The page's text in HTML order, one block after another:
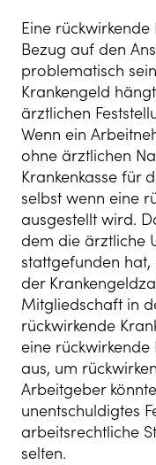
Eine
Bezug auf den
problematisch
Krankengeld
ärztlichen
Wenn ein
ohne ärztlichen
Krankenkasse für
selbst wenn eine
ausgestellt wird.
dem die ärztliche
stattgefunden
der
Mitgliedschaft in
rückwirkende
eine rückwirkende
aus, um
Arbeitgeber
unentschuldigtes
arbeitsrechtliche
selten.